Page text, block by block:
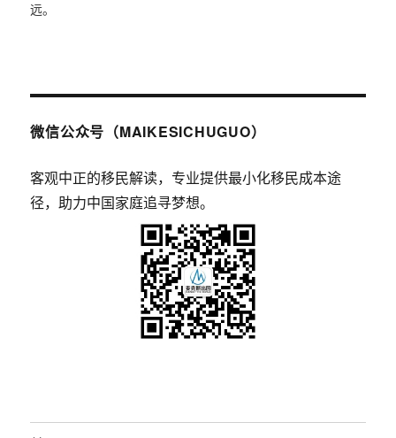
远。
微信公众号（MAIKESICHUGUO）
客观中正的移民解读，专业提供最小化移民成本途
径，助力中国家庭追寻梦想。